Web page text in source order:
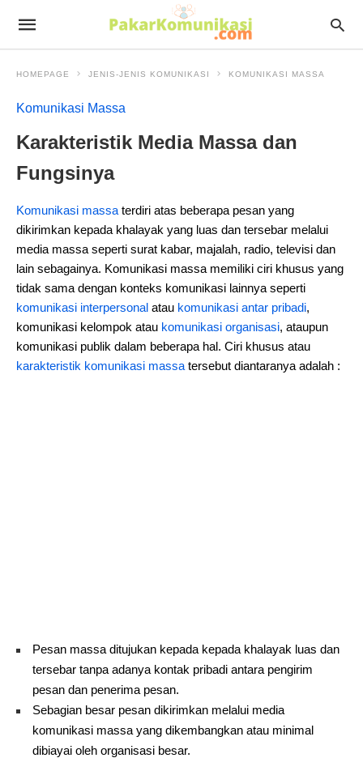
HOMEPAGE JENIS-JENIS KOMUNIKASI KOMUNIKASI MASSA
Komunikasi Massa
Karakteristik Media Massa dan
Fungsinya
Komunikasi massa terdiri atas beberapa pesan yang
dikirimkan kepada khalayak yang luas dan tersebar melalui
media massa seperti surat kabar, majalah, radio, televisi dan
lain sebagainya. Komunikasi massa memiliki ciri khusus yang
tidak sama dengan konteks komunikasi lainnya seperti
komunikasi interpersonal atau komunikasi antar pribadi,
komunikasi kelompok atau komunikasi organisasi, ataupun
komunikasi publik dalam beberapa hal. Ciri khusus atau
karakteristik komunikasi massa tersebut diantaranya adalah :
Pesan massa ditujukan kepada kepada khalayak luas dan
tersebar tanpa adanya kontak pribadi antara pengirim
pesan dan penerima pesan.
Sebagian besar pesan dikirimkan melalui media
komunikasi massa yang dikembangkan atau minimal
dibiayai oleh organisasi besar.